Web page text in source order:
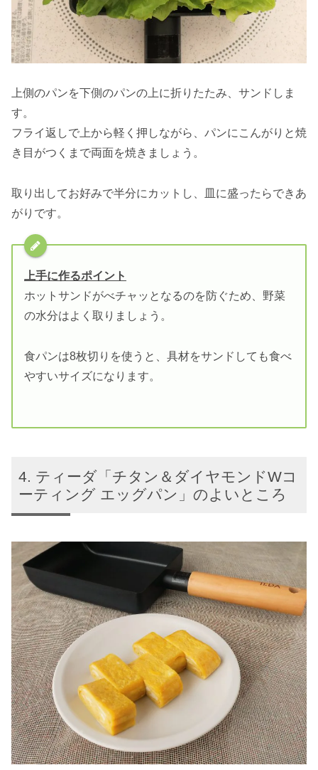
上側のパンを下側のパンの上に折りたたみ、サンドしま
す。
フライ返しで上から軽く押しながら、パンにこんがりと焼
き目がつくまで両面を焼きましょう。
取り出してお好みで半分にカットし、皿に盛ったらできあ
がりです。
上手に作るポイント
ホットサンドがべチャッとなるのを防ぐため、野菜
の水分はよく取りましょう。
食パンは8枚切りを使うと、具材をサンドしても食べ
やすいサイズになります。
ティーダ「チタン＆ダイヤモンドWコ
ーティング エッグパン」のよいところ